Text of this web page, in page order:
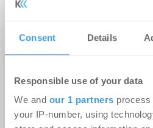
Consent Details
Responsible use of your data
We and our 1 partners process
your IP-number, using
Rechenzentren: Steigende
den ...
Ingeborg-Warschke-
2026 – Bewerbung